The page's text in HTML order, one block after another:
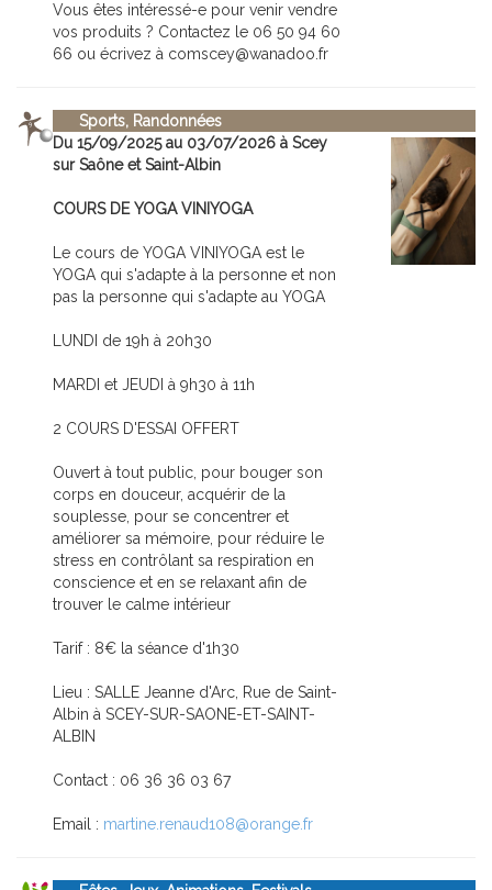
Vous êtes intéressé-e pour venir vendre
vos produits ? Contactez le 06 50 94 60
66 ou écrivez à comscey@wanadoo.fr
Sports, Randonnées
Du 15/09/2025 au 03/07/2026 à Scey
sur Saône et Saint-Albin
COURS DE YOGA VINIYOGA
Le cours de YOGA VINIYOGA est le
YOGA qui s'adapte à la personne et non
pas la personne qui s'adapte au YOGA
LUNDI de 19h à 20h30
MARDI et JEUDI à 9h30 à 11h
2 COURS D'ESSAI OFFERT
Ouvert à tout public, pour bouger son
corps en douceur, acquérir de la
souplesse, pour se concentrer et
améliorer sa mémoire, pour réduire le
stress en contrôlant sa respiration en
conscience et en se relaxant afin de
trouver le calme intérieur
Tarif : 8€ la séance d'1h30
Lieu : SALLE Jeanne d'Arc, Rue de Saint-
Albin à SCEY-SUR-SAONE-ET-SAINT-
ALBIN
Contact : 06 36 36 03 67
Email : martine.renaud108@orange.fr